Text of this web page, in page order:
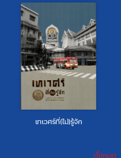
เทเวศร์ที่(ไม่)รู้จัก
ทั้งหมด